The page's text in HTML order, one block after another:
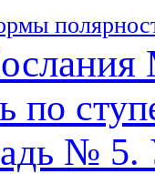
по
№